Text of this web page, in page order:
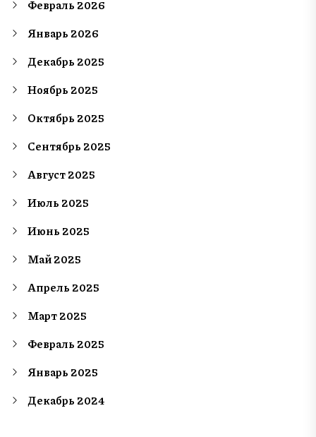
Февраль 2026
Январь 2026
Декабрь 2025
Ноябрь 2025
Октябрь 2025
Сентябрь 2025
Август 2025
Июль 2025
Июнь 2025
Май 2025
Апрель 2025
Март 2025
Февраль 2025
Январь 2025
Декабрь 2024